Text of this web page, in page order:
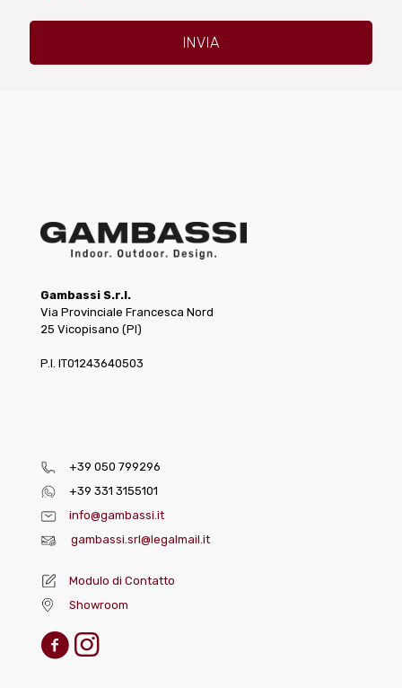
Gambassi S.r.l.
Via Provinciale Francesca Nord
25 Vicopisano (PI)
P.I. IT01243640503
+39 050 799296
+39 331 3155101
info@gambassi.it
gambassi.srl@legalmail.it
Modulo di Contatto
Showroom